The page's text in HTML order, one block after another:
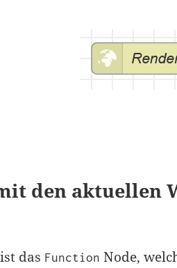
den aktuellen
das Function Node,